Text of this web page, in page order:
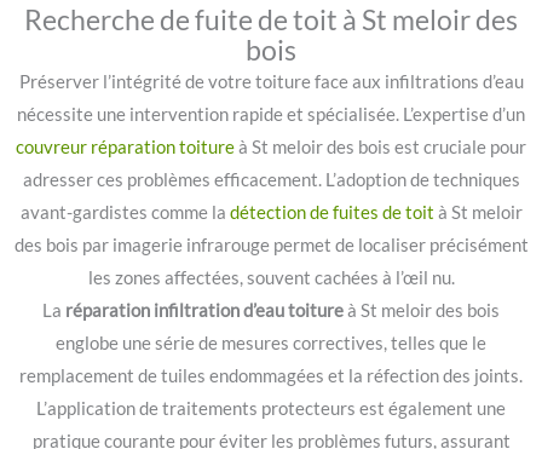
Recherche de fuite de toit à St meloir des
bois
Préserver l’intégrité de votre toiture face aux infiltrations d’eau
nécessite une intervention rapide et spécialisée. L’expertise d’un
couvreur réparation toitureà St meloir des bois est cruciale pour
adresser ces problèmes efficacement. L’adoption de techniques
avant-gardistes comme la détection de fuites de toit à St meloir
des bois par imagerie infrarouge permet de localiser précisément
les zones affectées, souvent cachées à l’œil nu.
La réparation infiltration d’eau toitureà St meloir des bois
englobe une série de mesures correctives, telles que le
remplacement de tuiles endommagées et la réfection des joints.
L’application de traitements protecteurs est également une
pratique courante pour éviter les problèmes futurs, assurant